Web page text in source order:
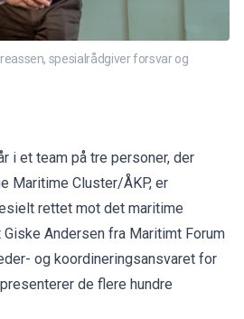
spesialrådgiver forsvar og
i et team på tre personer, der
Maritime Cluster/ÅKP, er
rettet mot det maritime
Andersen fra Maritimt Forum
og koordineringsansvaret for
de flere hundre